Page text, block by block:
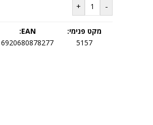
-
+
מקט פנימי:
5157
EAN:
6920680878277